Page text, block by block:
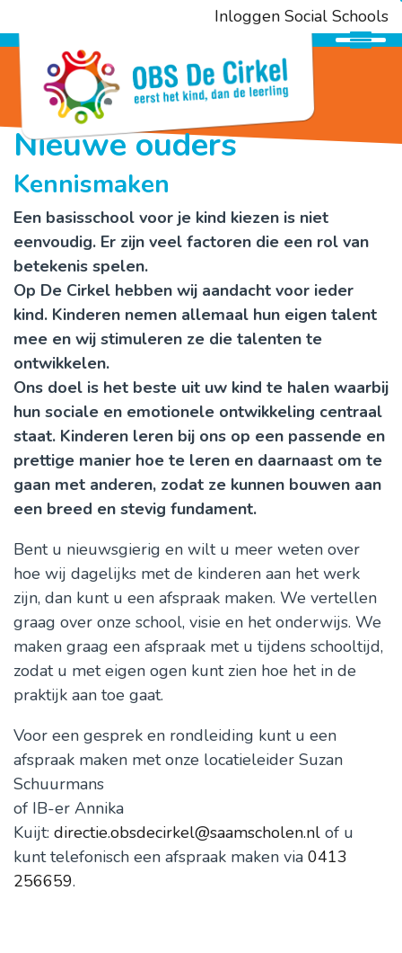
Inloggen Social Schools
Onderwijs
Ouderbetrokkenheid
Kennismaken
Opvang
SAAM*
Contact
Nieuwe ouders
Kennismaken
Een basisschool voor je kind kiezen is niet
eenvoudig. Er zijn veel factoren die een rol van
betekenis spelen.
Op De Cirkel hebben wij aandacht voor ieder
kind. Kinderen nemen allemaal hun eigen talent
mee en wij stimuleren ze die talenten te
ontwikkelen.
Ons doel is het beste uit uw kind te halen waarbij
hun sociale en emotionele ontwikkeling centraal
staat. Kinderen leren bij ons op een passende en
prettige manier hoe te leren en daarnaast om te
gaan met anderen, zodat ze kunnen bouwen aan
een breed en stevig fundament.
Bent u nieuwsgierig en wilt u meer weten over
hoe wij dagelijks met de kinderen aan het werk
zijn, dan kunt u een afspraak maken. We vertellen
graag over onze school, visie en het onderwijs. We
maken graag een afspraak met u tijdens schooltijd,
zodat u met eigen ogen kunt zien hoe het in de
praktijk aan toe gaat.
Voor een gesprek en rondleiding kunt u een
afspraak maken met onze locatieleider Suzan
Schuurmans
of IB-er Annika
Kuijt: directie.obsdecirkel@saamscholen.nl of u
kunt telefonisch een afspraak maken via 0413
256659.